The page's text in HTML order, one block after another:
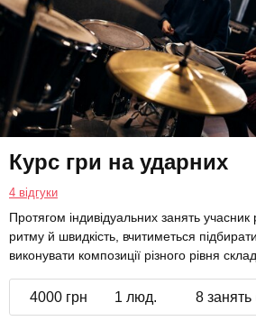
Курс гри на ударних
4 відгуки
Протягом індивідуальних занять
ритму й швидкість, вчитиметься
виконувати композиції різного рівня
4000 грн 1 люд. 8